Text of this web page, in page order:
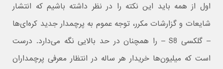
اول از همه باید این نکته را در نظر داشته باشیم که انتشار
شایعات و گزارشات مکرر، توجه عموم به پرچمدار جدید کره‌ای‌ها
– گلکسی S8 – را همچنان در حد بالایی نگه می‌دارد. درست
است که میلیون‌ها خریدار هر ساله در انتظار معرفی پرچمداران